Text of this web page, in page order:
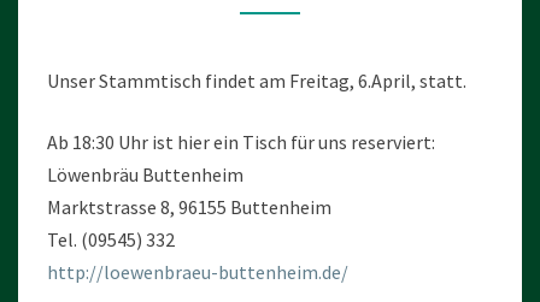
Unser Stammtisch findet am Freitag, 6.April, statt.
Ab 18:30 Uhr ist hier ein Tisch für uns reserviert:
Löwenbräu Buttenheim
Marktstrasse 8, 96155 Buttenheim
Tel. (09545) 332
http://loewenbraeu-buttenheim.de/